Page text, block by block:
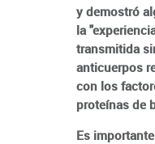
y demostró
la
transmitida
anticuerpos
con los
proteínas de
Es